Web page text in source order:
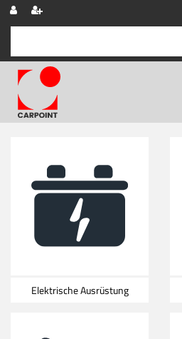
Elektrische Ausrüstung